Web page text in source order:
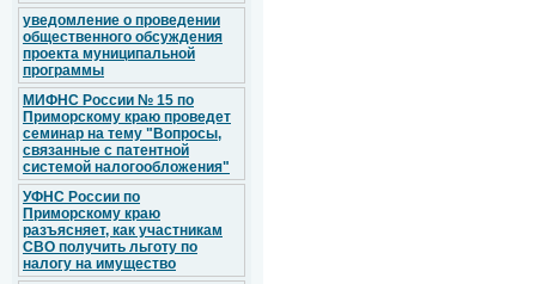
уведомление о проведении
общественного обсуждения
проекта муниципальной
программы
МИФНС России № 15 по
Приморскому краю проведет
семинар на тему "Вопросы,
связанные с патентной
системой налогообложения"
УФНС России по
Приморскому краю
разъясняет, как участникам
СВО получить льготу по
налогу на имущество